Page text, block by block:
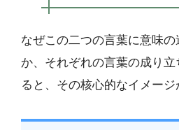
なぜこの二つの言葉に意味
か、それぞれの言葉の成り
ると、その核心的なイメージ